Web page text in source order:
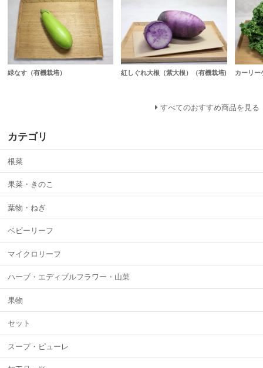
緑なす（有機栽培） 紅しぐれ大根（紫大根）（有機栽培) カーリー
すべてのおすすめ商品を見る
カテゴリ
根菜
果菜・きのこ
葉物・ねぎ
ベビーリーフ
マイクロリーフ
ハーブ・エディブルフラワー・山菜
果物
セット
スープ・ピューレ